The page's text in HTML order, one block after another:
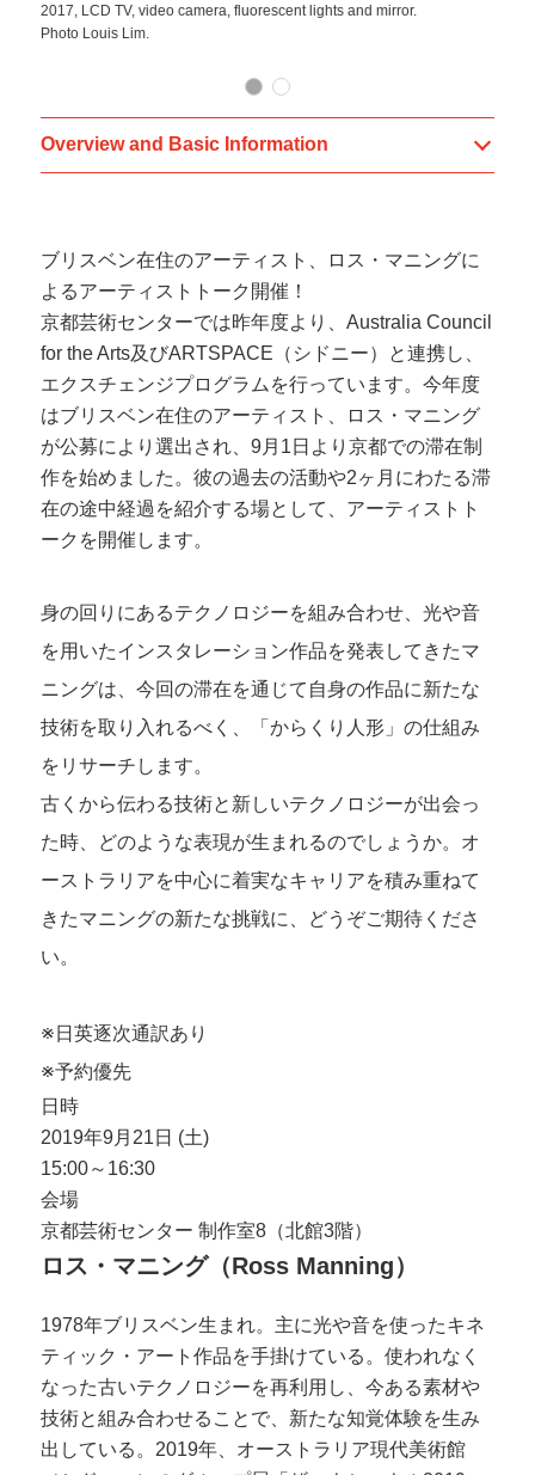
2017, LCD TV, video camera, fluorescent lights and mirror.
Photo Louis Lim.
Overview and Basic Information
ブリスベン在住のアーティスト、ロス・マニングに
よるアーティストトーク開催！
京都芸術センターでは昨年度より、Australia Council
for the Arts及びARTSPACE（シドニー）と連携し、
エクスチェンジプログラムを行っています。今年度
はブリスベン在住のアーティスト、ロス・マニング
が公募により選出され、9月1日より京都での滞在制
作を始めました。彼の過去の活動や2ヶ月にわたる滞
在の途中経過を紹介する場として、アーティストト
ークを開催します。
身の回りにあるテクノロジーを組み合わせ、光や音
を用いたインスタレーション作品を発表してきたマ
ニングは、今回の滞在を通じて自身の作品に新たな
技術を取り入れるべく、「からくり人形」の仕組み
をリサーチします。
古くから伝わる技術と新しいテクノロジーが出会っ
た時、どのような表現が生まれるのでしょうか。オ
ーストラリアを中心に着実なキャリアを積み重ねて
きたマニングの新たな挑戦に、どうぞご期待くださ
い。
※日英逐次通訳あり
※予約優先
日時
2019年9月21日 (土)
15:00～16:30
会場
京都芸術センター 制作室8（北館3階）
ロス・マニング（Ross Manning）
1978年ブリスベン生まれ。主に光や音を使ったキネ
ティック・アート作品を手掛けている。使われなく
なった古いテクノロジーを再利用し、今ある素材や
技術と組み合わせることで、新たな知覚体験を生み
出している。2019年、オーストラリア現代美術館